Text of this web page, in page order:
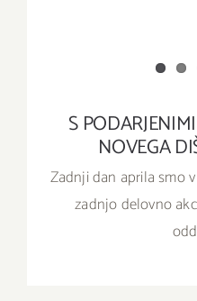
S
NOVEGA
Zadnji dan aprila smo
zadnjo delovno